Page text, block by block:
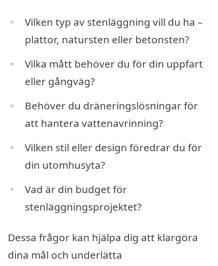
Vilken typ av stenläggning vill du ha –
plattor, natursten eller betonsten?
Vilka mått behöver du för din uppfart
eller gångväg?
Behöver du dräneringslösningar för
att hantera vattenavrinning?
Vilken stil eller design föredrar du för
din utomhusyta?
Vad är din budget för
stenläggningsprojektet?
Dessa frågor kan hjälpa dig att klargöra
dina mål och underlätta